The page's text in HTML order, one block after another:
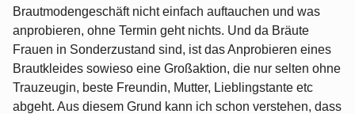
Brautmodengeschäft nicht einfach auftauchen und was
anprobieren, ohne Termin geht nichts. Und da Bräute
Frauen in Sonderzustand sind, ist das Anprobieren eines
Brautkleides sowieso eine Großaktion, die nur selten ohne
Trauzeugin, beste Freundin, Mutter, Lieblingstante etc
abgeht. Aus diesem Grund kann ich schon verstehen, dass